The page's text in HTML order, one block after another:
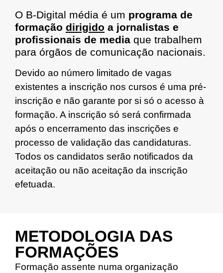
O B-Digital média é um programa de
formação dirigido a jornalistas e
profissionais de media que trabalhem
para órgãos de comunicação nacionais.
Devido ao número limitado de vagas
existentes a inscrição nos cursos é uma pré-
inscrição e não garante por si só o acesso à
formação. A inscrição só será confirmada
após o encerramento das inscrições e
processo de validação das candidaturas.
Todos os candidatos serão notificados da
aceitação ou não aceitação da inscrição
efetuada.
METODOLOGIA DAS
FORMAÇÕES
Formação assente numa organização